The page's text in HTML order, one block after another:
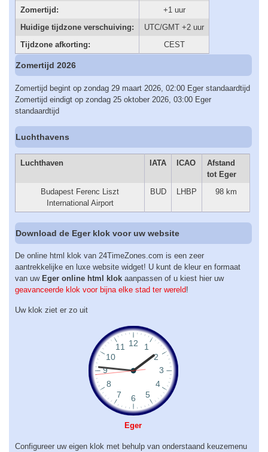
Zomertijd:
+1 uur
Huidige tijdzone verschuiving:
UTC/GMT +2 uur
Tijdzone afkorting:
CEST
Zomertijd 2026
Zomertijd begint op zondag 29 maart 2026, 02:00 Eger standaardtijd
Zomertijd eindigt op zondag 25 oktober 2026, 03:00 Eger
standaardtijd
Luchthavens
Luchthaven IATA ICAO
Afstand
tot Eger
Budapest Ferenc Liszt
International Airport
BUD LHBP 98 km
Download de Eger klok voor uw website
De online html klok van 24TimeZones.com is een zeer
aantrekkelijke en luxe website widget! U kunt de kleur en formaat
van uw Eger online html klok aanpassen of u kiest hier uw
geavanceerde klok voor bijna elke stad ter wereld!
Uw klok ziet er zo uit
Eger
Configureer uw eigen klok met behulp van onderstaand keuzemenu